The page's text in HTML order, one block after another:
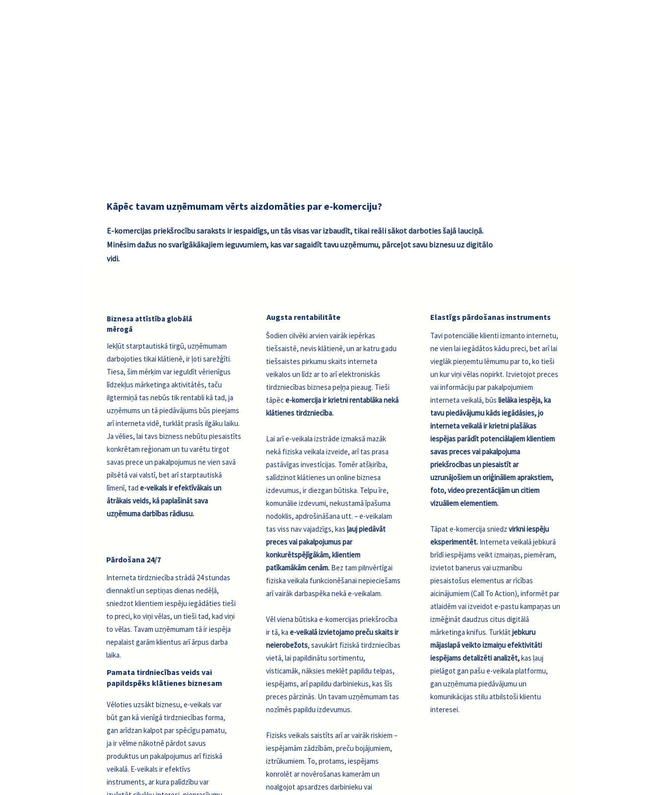
Kāpēc tavam uzņēmumam vērts aizdomāties par e-komerciju?
Biznesa attīstība globālā
mērogā
Iekļūt starptautiskā tirgū, uzņēmumam
darbojoties tikai klātienē, ir ļoti sarežģīti.
Tiesa, šim mērķim var ieguldīt vērienīgus
līdzekļus mārketinga aktivitātēs, taču
ilgtermiņā tas nebūs tik rentabli kā tad, ja
uzņēmums un tā piedāvājums būs pieejams
arī interneta vidē, turklāt prasīs ilgāku laiku.
Ja vēlies, lai tavs bizness nebūtu piesaistīts
konkrētam reģionam un tu varētu tirgot
savas prece un pakalpojumus ne vien savā
pilsētā vai valstī, bet arī starptautiskā
līmenī, tad e-veikals ir efektīvākais un
ātrākais veids, kā paplašināt sava
uzņēmuma darbības rādiusu.
Pārdošana 24/7
Interneta tirdzniecība strādā 24 stundas
diennaktī un septiņas dienas nedēļā,
sniedzot klientiem iespēju iegādāties tieši
to preci, ko viņi vēlas, un tieši tad, kad viņi
to vēlas. Tavam uzņēmumam tā ir iespēja
nepalaist garām klientus arī ārpus darba
laika.
Pamata tirdniecības veids vai
papildspēks klātienes biznesam
Vēloties uzsākt biznesu, e-veikals var
būt gan kā vienīgā tirdzniecības forma,
gan arīdzan kalpot par spēcīgu pamatu,
ja ir vēlme nākotnē pārdot savus
produktus un pakalpojumus arī fiziskā
veikalā. E-veikals ir efektīvs
instruments, ar kura palīdzību var
Augsta rentabilitāte
Šodien cilvēki arvien vairāk iepērkas
tiešsaistē, nevis klātienē, un ar katru gadu
tiešsaistes pirkumu skaits interneta
veikalos un līdz ar to arī elektroniskās
tirdzniecības biznesa peļņa pieaug. Tieši
tāpēce-komercija ir krietni rentablāka nekā
klātienes tirdzniecība.
Lai arī e-veikala izstrāde izmaksā mazāk
nekā fiziska veikala izveide, arī tas prasa
pastāvīgas investīcijas. Tomēr atšķirība,
salīdzinot klātienes un online biznesa
izdevumus, ir diezgan būtiska. Telpu īre,
komunālie izdevumi, nekustamā īpašuma
nodoklis, apdrošināšana utt. – e-veikalam
tas viss nav vajadzīgs, kas ļauj piedāvāt
preces vai pakalpojumus par
konkurētspējīgākām, klientiem
patīkamākām cenām. Bez tam pilnvērtīgai
fiziska veikala funkcionēšanai nepieciešams
arī vairāk darbaspēka nekā e-veikalam.
Vēl viena būtiska e-komercijas priekšrocība
ir tā, ka e-veikalā izvietojamo preču skaits ir
neierobežots, savukārt fiziskā tirdzniecības
vietā, lai papildinātu sortimentu,
visticamāk, nāksies meklēt papildu telpas,
iespējams, arī papildu darbiniekus, kas šīs
preces pārzinās. Un tavam uzņēmumam tas
nozīmēs papildu izdevumus.
Fizisks veikals saistīts arī ar vairāk riskiem –
iespējamām zādzībām, preču bojājumiem,
iztrūkumiem. To, protams, iespējams
konrolēt ar novērošanas kamerām un
noalgojot apsardzes darbinieku vai
Elastīgs pārdošanas instruments
Tavi potenciālie klienti izmanto internetu,
ne vien lai iegādātos kādu preci, bet arī lai
vieglāk pieņemtu lēmumu par to, ko tieši
un kur viņi vēlas nopirkt. Izvietojot preces
vai informāciju par pakalpojumiem
interneta veikalā, būs lielāka iespēja, ka
tavu piedāvājumu kāds iegādāsies, jo
interneta veikalā ir krietni plašākas
iespējas parādīt potenciālajiem klientiem
savas preces vai pakalpojuma
priekšrocības un piesaistīt ar
uzrunājošiem un oriģināliem aprakstiem,
foto, video prezentācijām un citiem
vizuāliem elementiem.
Tāpat e-komercija sniedz virkni iespēju
eksperimentēt. Interneta veikalā jebkurā
brīdī iespējams veikt izmaiņas, piemēram,
izvietot banerus vai uzmanību
piesaistošus elementus ar rīcības
aicinājumiem (Call To Action), informēt par
atlaidēm vai izveidot e-pastu kampaņas un
izmēģināt daudzus citus digitālā
mārketinga knifus. Turklātjebkuru
mājaslapā veikto izmaiņu efektivitāti
iespējams detalizēti analizēt,kas ļauj
pielāgot gan pašu e-veikala platformu,
gan uzņēmuma piedāvājumu un
komunikācijas stilu atbilstoši klientu
interesei.
E-komercijas priekšrocību saraksts ir iespaidīgs, un tās visas var izbaudīt, tikai reāli sākot darboties šajā lauciņā.
Minēsim dažus no svarīgākākajiem ieguvumiem, kas var sagaidīt tavu uzņēmumu, pārceļot savu biznesu uz digitālo
vidi.